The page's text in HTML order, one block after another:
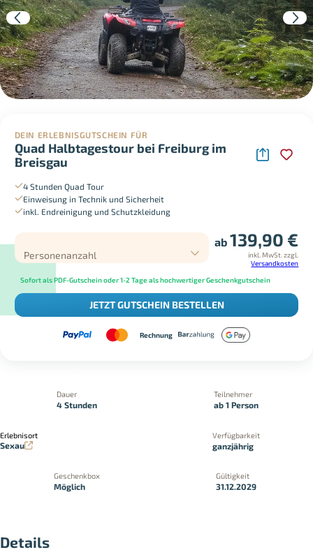
DEIN ERLEBNISGUTSCHEIN FÜR
Quad Halbtagestour bei Freiburg im
Breisgau
4 Stunden Quad Tour
Einweisung in Technik und Sicherheit
inkl. Endreinigung und Schutzkleidung
Personenanzahl
ab139,90 €
inkl. MwSt. zzgl.
Versandkosten
Sofort als PDF-Gutschein oder 1-2 Tage als hochwertiger Geschenkgutschein
JETZT GUTSCHEIN BESTELLEN
Rechnung
Dauer
4 Stunden
Teilnehmer
ab 1 Person
Erlebnisort
Sexau
Verfügbarkeit
ganzjährig
Geschenkbox
Möglich
Gültigkeit
31.12.2029
Details